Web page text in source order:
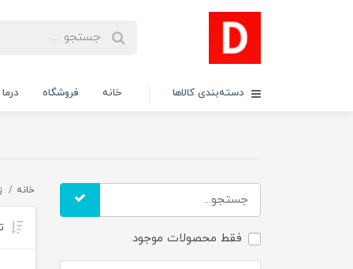
دسته‌بندی کالاها خانه فروشگاه
فقط محصولات موجود
خانه